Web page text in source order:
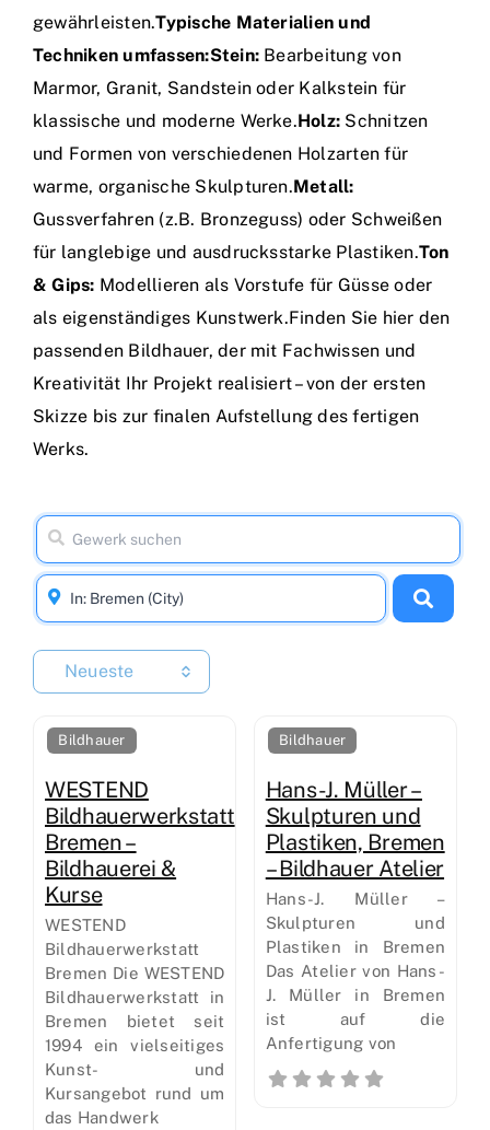
gewährleisten.Typische Materialien und
Techniken umfassen:Stein: Bearbeitung von
Marmor, Granit, Sandstein oder Kalkstein für
klassische und moderne Werke.Holz: Schnitzen
und Formen von verschiedenen Holzarten für
warme, organische Skulpturen.Metall:
Gussverfahren (z.B. Bronzeguss) oder Schweißen
für langlebige und ausdrucksstarke Plastiken.Ton
& Gips: Modellieren als Vorstufe für Güsse oder
als eigenständiges Kunstwerk.Finden Sie hier den
passenden Bildhauer, der mit Fachwissen und
Kreativität Ihr Projekt realisiert – von der ersten
Skizze bis zur finalen Aufstellung des fertigen
Werks.
Neueste
Bildhauer
WESTEND
Bildhauerwerkstatt
Bremen –
Bildhauerei &
Kurse
WESTEND
Bildhauerwerkstatt
Bremen Die WESTEND
Bildhauerwerkstatt in
Bremen bietet seit
1994 ein vielseitiges
Kunst- und
Kursangebot rund um
das Handwerk
Bildhauer
Hans-J. Müller –
Skulpturen und
Plastiken, Bremen
– Bildhauer Atelier
Hans-J. Müller –
Skulpturen und
Plastiken in Bremen
Das Atelier von Hans-
J. Müller in Bremen
ist auf die
Anfertigung von